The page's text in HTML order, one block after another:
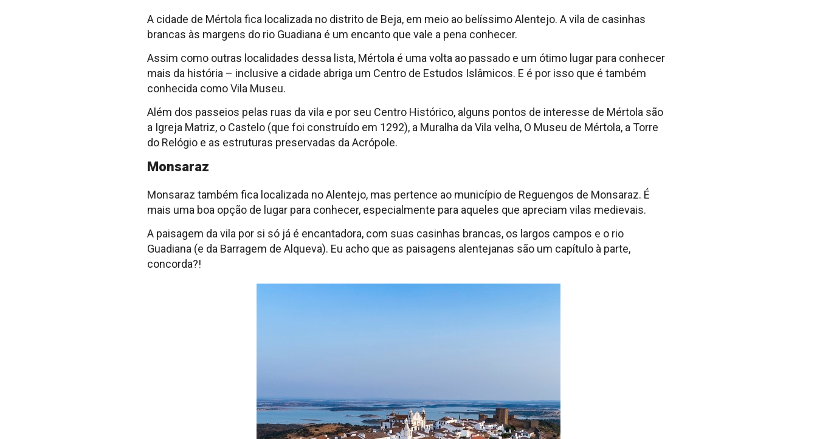
A cidade de Mértola fica localizada no distrito de Beja, em meio ao belíssimo Alentejo. A vila de casinhas
brancas às margens do rio Guadiana é um encanto que vale a pena conhecer.
Assim como outras localidades dessa lista, Mértola é uma volta ao passado e um ótimo lugar para conhecer
mais da história – inclusive a cidade abriga um Centro de Estudos Islâmicos. E é por isso que é também
conhecida como Vila Museu.
Além dos passeios pelas ruas da vila e por seu Centro Histórico, alguns pontos de interesse de Mértola são
a Igreja Matriz, o Castelo (que foi construído em 1292), a Muralha da Vila velha, O Museu de Mértola, a Torre
do Relógio e as estruturas preservadas da Acrópole.
Monsaraz
Monsaraz também fica localizada no Alentejo, mas pertence ao município de Reguengos de Monsaraz. É
mais uma boa opção de lugar para conhecer, especialmente para aqueles que apreciam vilas medievais.
A paisagem da vila por si só já é encantadora, com suas casinhas brancas, os largos campos e o rio
Guadiana (e da Barragem de Alqueva). Eu acho que as paisagens alentejanas são um capítulo à parte,
concorda?!